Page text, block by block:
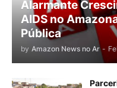
Alarmante
AIDS no
Pública
by Amazon News no Ar -